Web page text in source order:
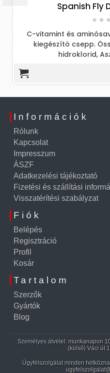
Spanish Fly
C-vitamint és
kiegészítö csepp.
hidroklorid,
Információk
Rólunk
Kapcsolat
Impresszum
ÁSZF
Adatkezelési tájékoztató
Fizetési és szállítási
Visszatérítési szabályzat
Fiók
Belépés
Regisztráció
Profil
Kosár
Tartalom
Szerzők
Gyártók
Blog
Személyes átvétel: munkanapon
(külső) Váci út
Ügyfélszolgálat minden